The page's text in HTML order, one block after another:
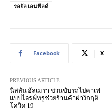
รอยัล เอนฟิลด์
Facebook X
PREVIOUS ARTICLE
นิสสัน อัลเมร่า ชวนขับรถไปคาเฟ่
แบบไดรฟ์ทรูช่วยร้านค้าฝ่าวิกฤติ
โควิด-19